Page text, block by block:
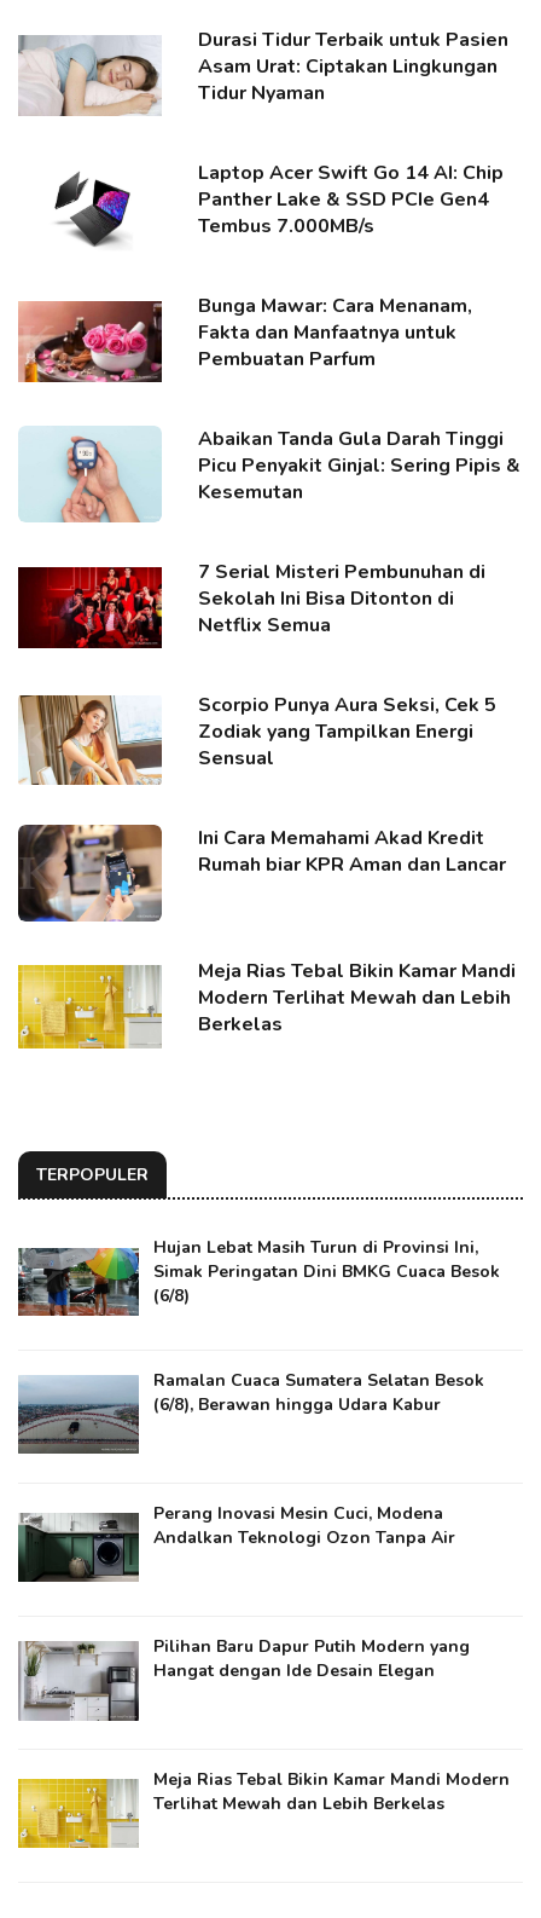
Durasi Tidur Terbaik untuk Pasien
Asam Urat: Ciptakan Lingkungan
Tidur Nyaman
Laptop Acer Swift Go 14 AI: Chip
Panther Lake & SSD PCIe Gen4
Tembus 7.000MB/s
Bunga Mawar: Cara Menanam,
Fakta dan Manfaatnya untuk
Pembuatan Parfum
Abaikan Tanda Gula Darah Tinggi
Picu Penyakit Ginjal: Sering Pipis &
Kesemutan
7 Serial Misteri Pembunuhan di
Sekolah Ini Bisa Ditonton di
Netflix Semua
Scorpio Punya Aura Seksi, Cek 5
Zodiak yang Tampilkan Energi
Sensual
Ini Cara Memahami Akad Kredit
Rumah biar KPR Aman dan Lancar
Meja Rias Tebal Bikin Kamar Mandi
Modern Terlihat Mewah dan Lebih
Berkelas
TERPOPULER
Hujan Lebat Masih Turun di Provinsi Ini,
Simak Peringatan Dini BMKG Cuaca Besok
(6/8)
Ramalan Cuaca Sumatera Selatan Besok
(6/8), Berawan hingga Udara Kabur
Perang Inovasi Mesin Cuci, Modena
Andalkan Teknologi Ozon Tanpa Air
Pilihan Baru Dapur Putih Modern yang
Hangat dengan Ide Desain Elegan
Meja Rias Tebal Bikin Kamar Mandi Modern
Terlihat Mewah dan Lebih Berkelas